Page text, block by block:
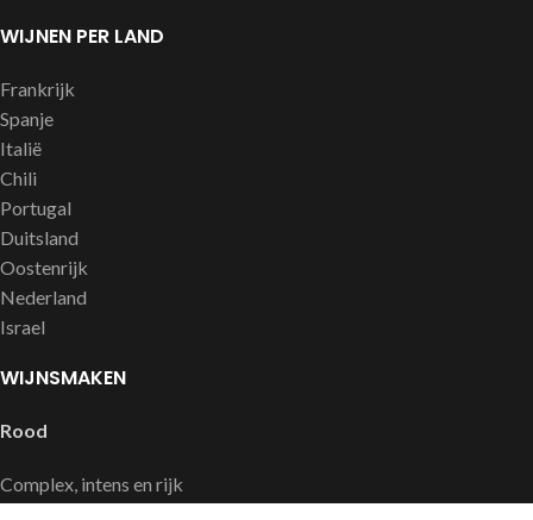
WIJNEN PER LAND
Frankrijk
Spanje
Italië
Chili
Portugal
Duitsland
Oostenrijk
Nederland
Israel
WIJNSMAKEN
Rood
Complex, intens en rijk